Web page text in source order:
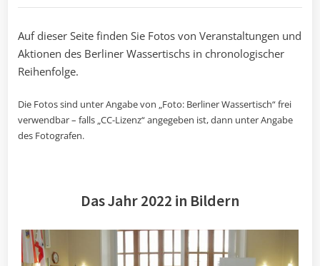
Auf dieser Seite finden Sie Fotos von Veranstaltungen und
Aktionen des Berliner Wassertischs in chronologischer
Reihenfolge.
Die Fotos sind unter Angabe von „Foto: Berliner Wassertisch“ frei
verwendbar – falls „CC-Lizenz“ angegeben ist, dann unter Angabe
des Fotografen.
Das Jahr 2022 in Bildern